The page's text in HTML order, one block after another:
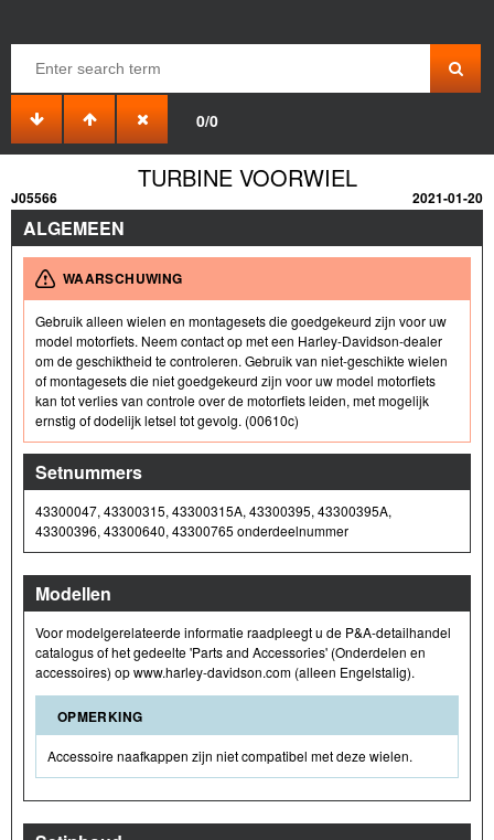
0/0
TURBINE VOORWIEL
J05566 2021-01-20
ALGEMEEN
WAARSCHUWING
Gebruik alleen wielen en montagesets die goedgekeurd zijn voor uw
model motorfiets. Neem contact op met een Harley-Davidson-dealer
om de geschiktheid te controleren. Gebruik van niet-geschikte wielen
of montagesets die niet goedgekeurd zijn voor uw model motorfiets
kan tot verlies van controle over de motorfiets leiden, met mogelijk
ernstig of dodelijk letsel tot gevolg. (00610c)
Setnummers
43300047, 43300315, 43300315A, 43300395, 43300395A,
43300396, 43300640, 43300765 onderdeelnummer
Modellen
Voor modelgerelateerde informatie raadpleegt u de P&A-detailhandel
catalogus of het gedeelte 'Parts and Accessories' (Onderdelen en
accessoires) op www.harley-davidson.com (alleen Engelstalig).
OPMERKING
Accessoire naafkappen zijn niet compatibel met deze wielen.